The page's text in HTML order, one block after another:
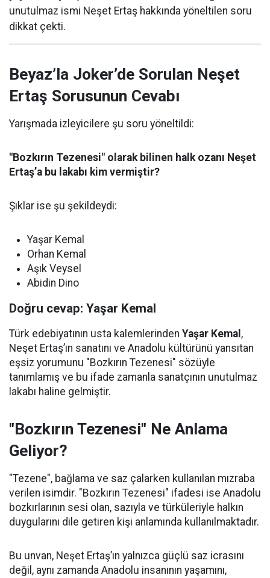
unutulmaz ismi Neşet Ertaş hakkında yöneltilen soru
dikkat çekti.
Beyaz’la Joker’de Sorulan Neşet
Ertaş Sorusunun Cevabı
Yarışmada izleyicilere şu soru yöneltildi:
"Bozkırın Tezenesi" olarak bilinen halk ozanı Neşet
Ertaş’a bu lakabı kim vermiştir?
Şıklar ise şu şekildeydi:
Yaşar Kemal
Orhan Kemal
Aşık Veysel
Abidin Dino
Doğru cevap: Yaşar Kemal
Türk edebiyatının usta kalemlerinden Yaşar Kemal ,
Neşet Ertaş’ın sanatını ve Anadolu kültürünü yansıtan
eşsiz yorumunu "Bozkırın Tezenesi" sözüyle
tanımlamış ve bu ifade zamanla sanatçının unutulmaz
lakabı haline gelmiştir.
"Bozkırın Tezenesi" Ne Anlama
Geliyor?
"Tezene", bağlama ve saz çalarken kullanılan mızraba
verilen isimdir. "Bozkırın Tezenesi" ifadesi ise Anadolu
bozkırlarının sesi olan, sazıyla ve türküleriyle halkın
duygularını dile getiren kişi anlamında kullanılmaktadır.
Bu unvan, Neşet Ertaş’ın yalnızca güçlü saz icrasını
değil, aynı zamanda Anadolu insanının yaşamını,